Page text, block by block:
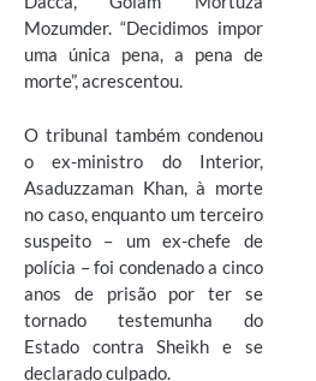
Mozumder. “Decidimos impor
uma única pena, a pena de
morte”, acrescentou.
O tribunal também condenou
o ex-ministro do Interior,
Asaduzzaman Khan, à morte
no caso, enquanto um terceiro
suspeito – um ex-chefe de
polícia – foi condenado a cinco
anos de prisão por ter se
tornado testemunha do
Estado contra Sheikh e se
declarado culpado.